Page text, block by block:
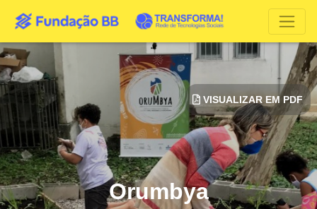
Orumbya
VISUALIZAR EM PDF